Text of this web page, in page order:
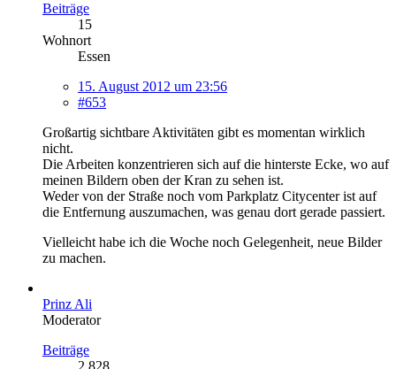
Beiträge
15
Wohnort
Essen
15. August 2012 um 23:56
#653
Großartig sichtbare Aktivitäten gibt es momentan wirklich
nicht.
Die Arbeiten konzentrieren sich auf die hinterste Ecke, wo auf
meinen Bildern oben der Kran zu sehen ist.
Weder von der Straße noch vom Parkplatz Citycenter ist auf
die Entfernung auszumachen, was genau dort gerade passiert.
Vielleicht habe ich die Woche noch Gelegenheit, neue Bilder
zu machen.
Prinz Ali
Moderator
Beiträge